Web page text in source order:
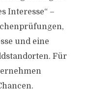
Interesse“ –
und eine
Für